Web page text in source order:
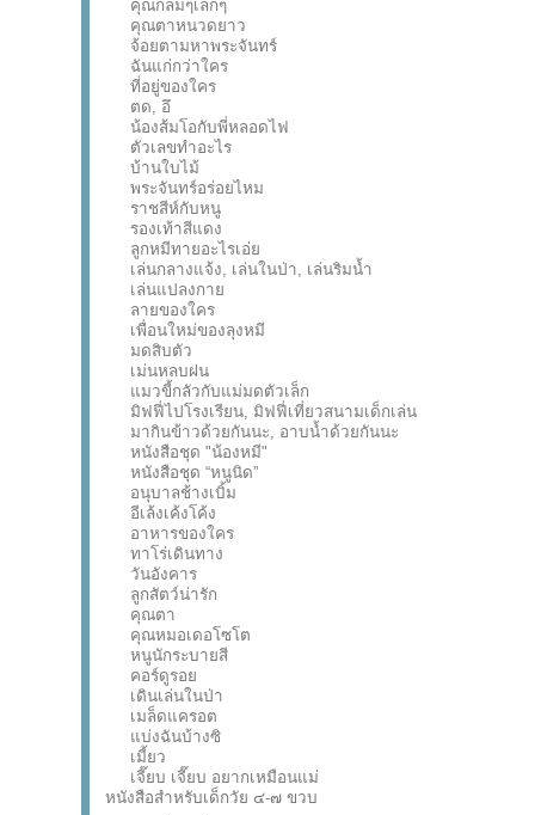
คุณกลมๆเล็กๆ
คุณตาหนวดยาว
จ้อยตามหาพระจันทร์
ฉันแก่กว่าใคร
ที่อยู่ของใคร
ตด, อึ
น้องส้มโอกับพี่หลอดไฟ
ตัวเลขทำอะไร
บ้านใบไม้
พระจันทร์อร่อยไหม
ราชสีห์กับหนู
รองเท้าสีแดง
ลูกหมีทายอะไรเอ่ย
เล่นกลางแจ้ง, เล่นในป่า, เล่นริมน้ำ
เล่นแปลงกาย
ลายของใคร
เพื่อนใหม่ของลุงหมี
มดสิบตัว
เม่นหลบฝน
แมวขี้กลัวกับแม่มดตัวเล็ก
มิฟฟี่ไปโรงเรียน, มิฟฟี่เที่ยวสนามเด็กเล่น
มากินข้าวด้วยกันนะ, อาบน้ำด้วยกันนะ
หนังสือชุด "น้องหมี"
หนังสือชุด “หนูนิด”
อนุบาลช้างเบิ้ม
อีเล้งเค้งโค้ง
อาหารของใคร
ทาโร่เดินทาง
วันอังคาร
ลูกสัตว์น่ารัก
คุณตา
คุณหมอเดอโซโต
หนูนักระบายสี
คอร์ดูรอย
เดินเล่นในป่า
เมล็ดแครอต
แบ่งฉันบ้างซิ
เมี้ยว
เจี๊ยบ เจี๊ยบ อยากเหมือนแม่
หนังสือสำหรับเด็กวัย ๔-๗ ขวบ